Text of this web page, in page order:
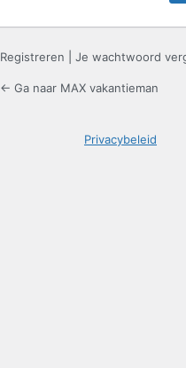
Registreren Je wachtwoord
← Ga naar MAX vakantieman
Privacybeleid